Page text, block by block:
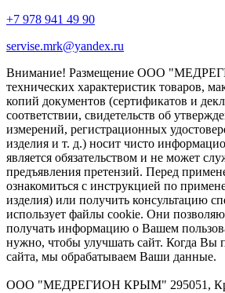
+7 978 941 49 90
servise.mrk@yandex.ru
Внимание! Размещение ООО
технических характеристик товаров,
копий документов (сертификатов и
соответствии, свидетельств об
измерений, регистрационных
изделия и т. д.) носит чисто
является обязательством и не может
предъявления претензий. Перед
ознакомиться с инструкцией по
изделия) или получить консультацию
использует файлы cookie. Они
получать информацию о Вашем
нужно, чтобы улучшать сайт. Когда Вы
сайта, мы обрабатываем Ваши данные.
ООО "МЕДРЕГИОН КРЫМ" 295051,